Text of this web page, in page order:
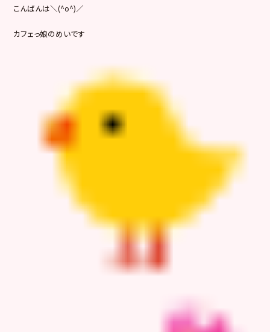
こんばんは＼(^o^)／
カフェっ娘のめいです